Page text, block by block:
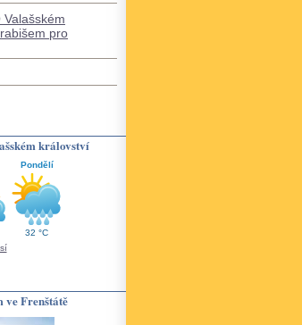
Valašském
pro
království
Pondělí
32 °C
ve Frenštátě